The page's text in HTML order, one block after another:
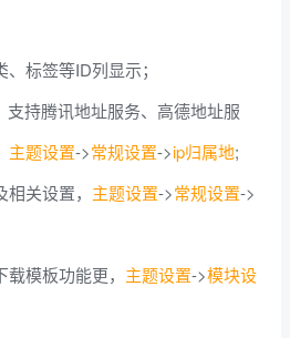
标签等ID列显示；
持腾讯地址服务、高德地址服
主题设置->常规设置->ip归属地;
关设置， 主题设置->常规设置->
模板功能更， 主题设置->模块设